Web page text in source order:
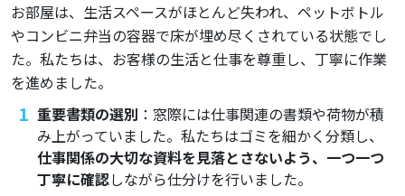
お部屋は、生活スペースがほとんど失われ、ペットボトル
やコンビニ弁当の容器で床が埋め尽くされている状態でし
た。私たちは、お客様の生活と仕事を尊重し、丁寧に作業
を進めました。
重要書類の選別 ：窓際には仕事関連の書類や荷物が積
み上がっていました。私たちはゴミを細かく分類し、
仕事関係の大切な資料を見落とさないよう、一つ一つ
丁寧に確認しながら仕分けを行いました。